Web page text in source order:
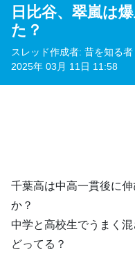
日比谷、翠嵐は
た？
スレッド作成者: 昔を知る者
2025年 03月 11日 11:58
千葉高は中高一貫後に
か？
中学と高校生でうまく
どってる？